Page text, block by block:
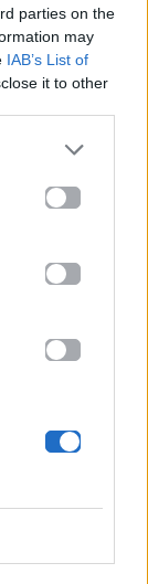
parties on the
may
IAB’s List of
it to other
me?»
δει ποτέ –
Building
για όλες τις